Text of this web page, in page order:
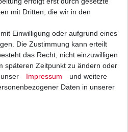
Lichtmaschine Suzuki GS 500 BK
- 2009
€ 8,30 € *
| 8,30 € / Stück
MwSt. zzgl.
mit Dritten, die wir in den
Einwilligung oder aufgrund eines
Die Zustimmung kann erteilt
das Recht, nicht einzuwilligen
späteren Zeitpunkt zu ändern oder
Impressum
und weitere
Daten in unserer